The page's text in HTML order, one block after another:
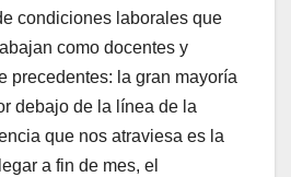
condiciones laborales que
como docentes y
precedentes: la gran mayoría
debajo de la línea de la
que nos atraviesa es la
a fin de mes, el